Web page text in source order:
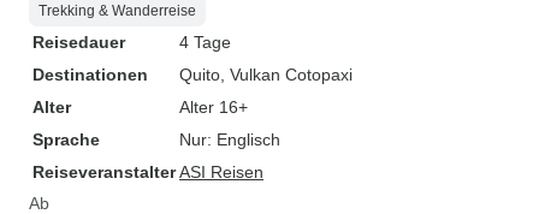
Trekking & Wanderreise
Reisedauer
4 Tage
Destinationen
Quito , Vulkan Cotopaxi
Alter
Alter 16+
Sprache
Nur: Englisch
ReiseveranstalterASI Reisen
Ab